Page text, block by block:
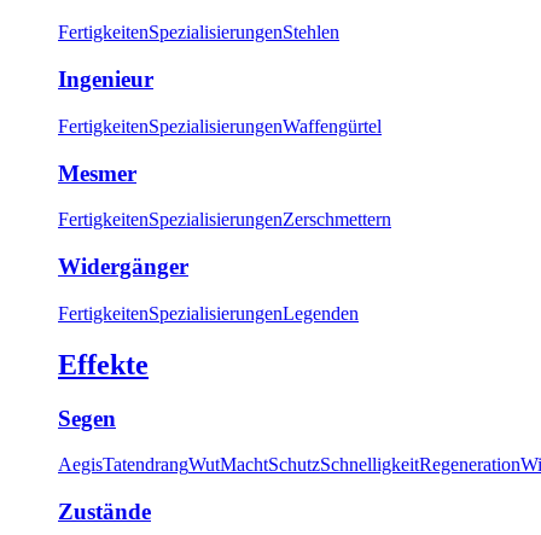
FertigkeitenSpezialisierungenStehlen
Ingenieur
FertigkeitenSpezialisierungenWaffengürtel
Mesmer
FertigkeitenSpezialisierungenZerschmettern
Widergänger
FertigkeitenSpezialisierungenLegenden
Effekte
Segen
AegisTatendrangWutMachtSchutzSchnelligkeitRegeneration
Zustände